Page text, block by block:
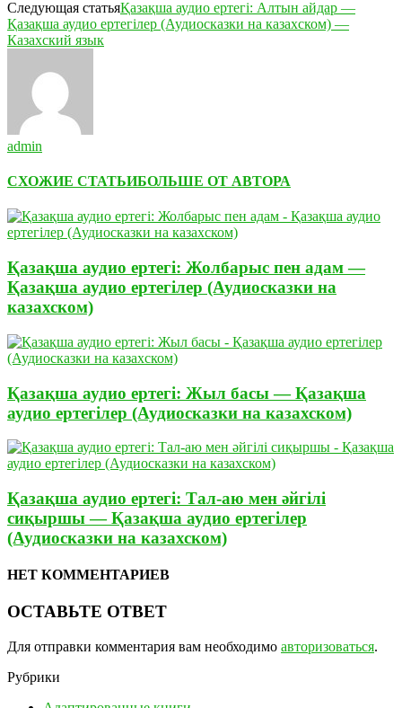
Следующая статьяҚазақша аудио ертегі: Алтын айдар —
Қазақша аудио ертегілер (Аудиосказки на казахском) —
Казахский язык
admin
СХОЖИЕ СТАТЬИБОЛЬШЕ ОТ АВТОРА
Қазақша аудио ертегі: Жолбарыс пен адам —
Қазақша аудио ертегілер (Аудиосказки на
казахском)
Қазақша аудио ертегі: Жыл басы — Қазақша
аудио ертегілер (Аудиосказки на казахском)
Қазақша аудио ертегі: Тал-аю мен әйгілі
сиқыршы — Қазақша аудио ертегілер
(Аудиосказки на казахском)
НЕТ КОММЕНТАРИЕВ
ОСТАВЬТЕ ОТВЕТ
Для отправки комментария вам необходимо авторизоваться.
Рубрики